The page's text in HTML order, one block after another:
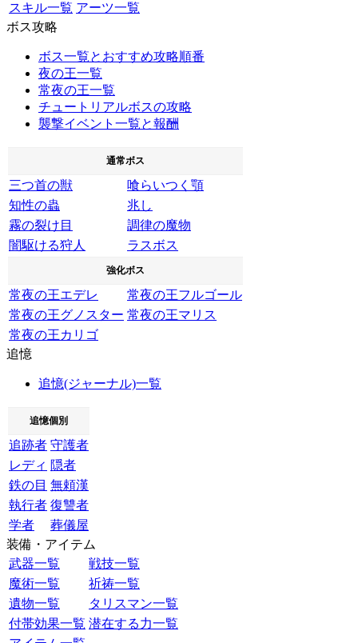
スキル一覧 アーツ一覧
ボス攻略
ボス一覧とおすすめ攻略順番
夜の王一覧
常夜の王一覧
チュートリアルボスの攻略
襲撃イベント一覧と報酬
通常ボス
三つ首の獣
喰らいつく顎
知性の蟲
兆し
霧の裂け目
調律の魔物
闇駆ける狩人
ラスボス
強化ボス
常夜の王エデレ
常夜の王フルゴール
常夜の王グノスター 常夜の王マリス
常夜の王カリゴ
追憶
追憶(ジャーナル)一覧
追憶個別
追跡者 守護者
レディ 隠者
鉄の目 無頼漢
執行者 復讐者
学者
葬儀屋
装備・アイテム
武器一覧
戦技一覧
魔術一覧
祈祷一覧
遺物一覧
タリスマン一覧
付帯効果一覧 潜在する力一覧